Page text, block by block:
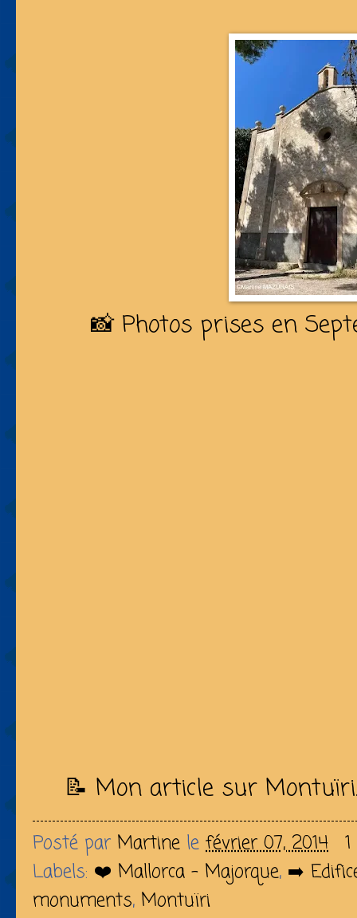
📸 Photos prises en
📝 Mon article sur
Posté par Martine le février 07, 2014
Labels: ❤️ Mallorca - Majorque, ➡️
monuments, Montuïri